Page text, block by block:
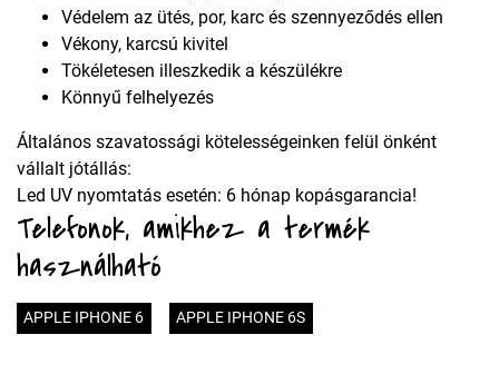
Védelem az ütés, por, karc és szennyeződés ellen
Vékony, karcsú kivitel
Tökéletesen illeszkedik a készülékre
Könnyű felhelyezés
Általános szavatossági kötelességeinken felül önként
vállalt jótállás:
Led UV nyomtatás esetén: 6 hónap kopásgarancia!
Telefonok, amikhez a termék
használható
APPLE IPHONE 6 APPLE IPHONE 6S